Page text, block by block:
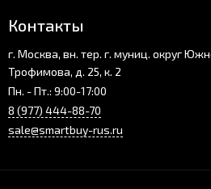
Контакты
г. Москва, вн. тер. г. муниц. округ
Трофимова, д. 25, к. 2
Пн. - Пт.: 9:00-17:00
8 (977) 444-88-70
sale@smartbuy-rus.ru